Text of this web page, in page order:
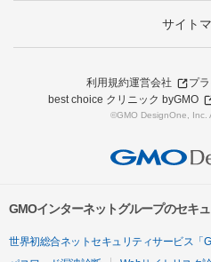
サイト
利用規約運営会社
プ
best choice クリニック byGMO
©GMO DesignOne, Inc.
GMOインターネットグループのセキ
世界初総合ネットセキュリティサービス「